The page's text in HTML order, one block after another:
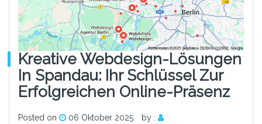
Kreative Webdesign-Lösungen
In Spandau: Ihr Schlüssel Zur
Erfolgreichen Online-Präsenz
Posted on 06 Oktober 2025
by :